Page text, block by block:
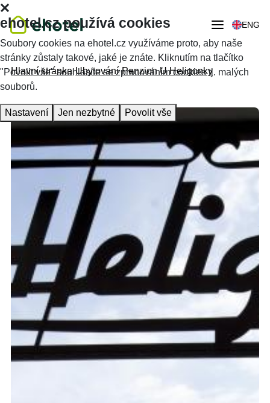
ENG
Hlavní stránka Ubytování Penzion U Heligonky
ehotel.cz používá cookies
Soubory cookies na ehotel.cz využíváme proto, aby naše
stránky zůstaly takové, jaké je znáte. Kliknutím na tlačítko
"Povolit vše" souhlasíte se zpracováním cookies tj. malých
souborů.
Nastavení Jen nezbytné Povolit vše